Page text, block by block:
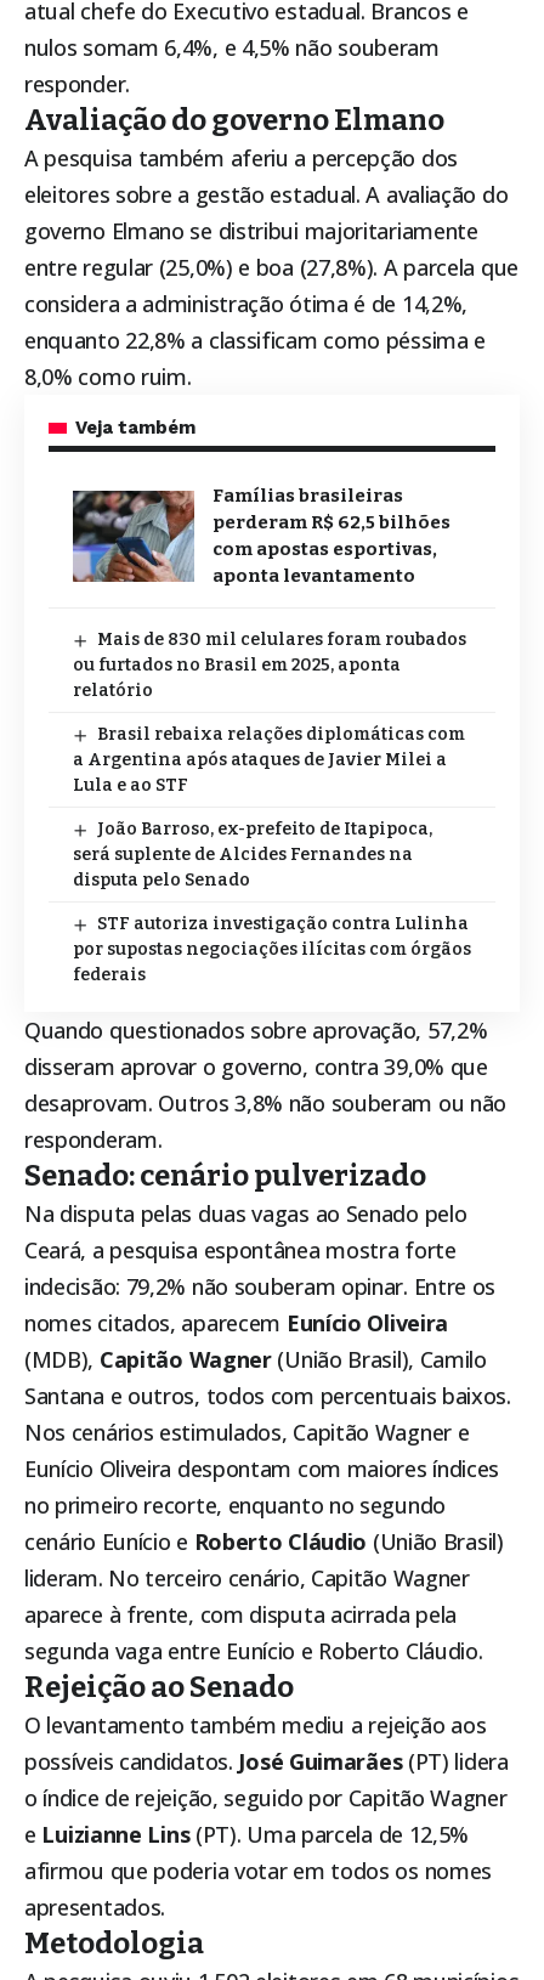
atual chefe do Executivo estadual. Brancos e
nulos somam 6,4%, e 4,5% não souberam
responder.
Avaliação do governo Elmano
A pesquisa também aferiu a percepção dos
eleitores sobre a gestão estadual. A avaliação do
governo Elmano se distribui majoritariamente
entre regular (25,0%) e boa (27,8%). A parcela que
considera a administração ótima é de 14,2%,
enquanto 22,8% a classificam como péssima e
8,0% como ruim.
Veja também
Famílias brasileiras
perderam R$ 62,5 bilhões
com apostas esportivas,
aponta levantamento
Mais de 830 mil celulares foram roubados
ou furtados no Brasil em 2025, aponta
relatório
Brasil rebaixa relações diplomáticas com
a Argentina após ataques de Javier Milei a
Lula e ao STF
João Barroso, ex-prefeito de Itapipoca,
será suplente de Alcides Fernandes na
disputa pelo Senado
STF autoriza investigação contra Lulinha
por supostas negociações ilícitas com órgãos
federais
Quando questionados sobre aprovação, 57,2%
disseram aprovar o governo, contra 39,0% que
desaprovam. Outros 3,8% não souberam ou não
responderam.
Senado: cenário pulverizado
Na disputa pelas duas vagas ao Senado pelo
Ceará, a pesquisa espontânea mostra forte
indecisão: 79,2% não souberam opinar. Entre os
nomes citados, aparecem Eunício Oliveira
(MDB), Capitão Wagner(União Brasil), Camilo
Santana e outros, todos com percentuais baixos.
Nos cenários estimulados, Capitão Wagner e
Eunício Oliveira despontam com maiores índices
no primeiro recorte, enquanto no segundo
cenário Eunício e Roberto Cláudio (União Brasil)
lideram. No terceiro cenário, Capitão Wagner
aparece à frente, com disputa acirrada pela
segunda vaga entre Eunício e Roberto Cláudio.
Rejeição ao Senado
O levantamento também mediu a rejeição aos
possíveis candidatos. José Guimarães(PT) lidera
o índice de rejeição, seguido por Capitão Wagner
e Luizianne Lins(PT). Uma parcela de 12,5%
afirmou que poderia votar em todos os nomes
apresentados.
Metodologia